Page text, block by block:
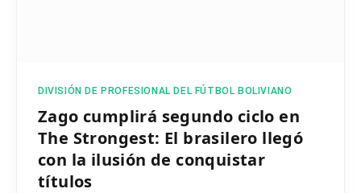
DIVISIÓN DE PROFESIONAL DEL FÚTBOL BOLIVIANO
Zago cumplirá segundo ciclo en
The Strongest: El brasilero llegó
con la ilusión de conquistar
títulos